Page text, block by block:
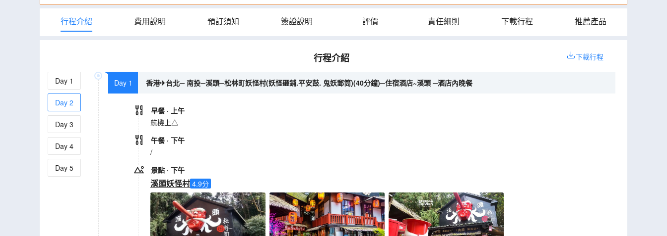
行程介紹 費用說明 預訂須知 簽證說明 評價 責任細則 下載行程 推薦產品
行程介紹 下載行程
Day 1
Day 2
Day 3
Day 4
Day 5
Day 1 香港✈台北─ 南投─溪頭─松林町妖怪村(妖怪砸鋪.平安鼓. 鬼妖郵筒)(40分鐘)─住宿酒店~溪頭 ─酒店內晚餐
早餐 · 上午
航機上△
午餐 · 下午
/
景點 · 下午
溪頭妖怪村 4.9分